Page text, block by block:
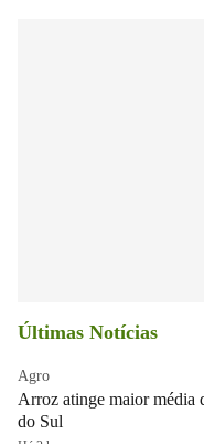
Últimas Notícias
Agro
Arroz atinge maior média
do Sul